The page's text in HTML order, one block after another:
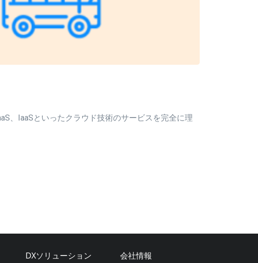
、IaaSといったクラウド技術のサービスを完全に理
DXソリューション 会社情報